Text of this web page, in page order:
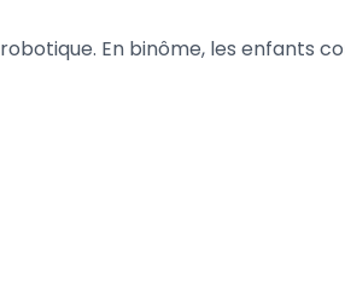
En binôme, les enfants